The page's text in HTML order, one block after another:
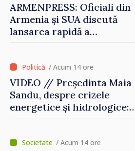
ARMENPRESS: Oficiali din
Armenia și SUA discută
lansarea rapidă a
/ Acum 14 ore
VIDEO // Președinta Maia
Sandu, despre crizele
energetice și hidrologice:
consecințele”/ Acum 14 ore